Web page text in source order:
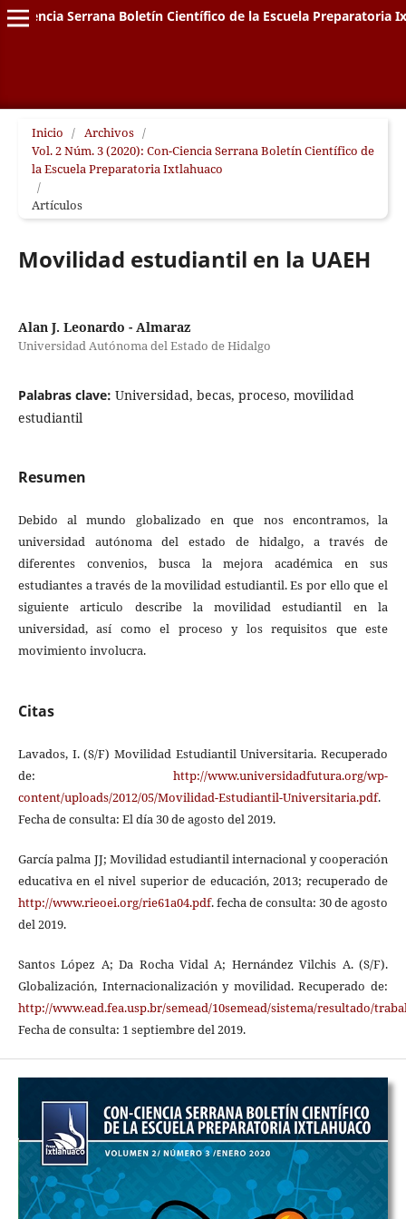
Ciencia Serrana Boletín Científico de la Escuela Preparatoria
Inicio / Archivos /
Vol. 2 Núm. 3 (2020): Con-Ciencia Serrana Boletín Científico de
la Escuela Preparatoria Ixtlahuaco
/
Artículos
Movilidad estudiantil en la UAEH
Alan J. Leonardo - Almaraz
Universidad Autónoma del Estado de Hidalgo
Palabras clave: Universidad, becas, proceso, movilidad
estudiantil
Resumen
Debido al mundo globalizado en que nos encontramos, la
universidad autónoma del estado de hidalgo, a través de
diferentes convenios, busca la mejora académica en sus
estudiantes a través de la movilidad estudiantil. Es por ello que el
siguiente articulo describe la movilidad estudiantil en la
universidad, así como el proceso y los requisitos que este
movimiento involucra.
Citas
Lavados, I. (S/F) Movilidad Estudiantil Universitaria. Recuperado
de:http://www.universidadfutura.org/wp-
content/uploads/2012/05/Movilidad-Estudiantil-Universitaria.pdf.
Fecha de consulta: El día 30 de agosto del 2019.
García palma JJ; Movilidad estudiantil internacional y cooperación
educativa en el nivel superior de educación, 2013; recuperado de
http://www.rieoei.org/rie61a04.pdf. fecha de consulta: 30 de agosto
del 2019.
Santos López A; Da Rocha Vidal A; Hernández Vilchis A. (S/F).
Globalización, Internacionalización y movilidad. Recuperado de:
http://www.ead.fea.usp.br/semead/10semead/sistema/resultado/
Fecha de consulta: 1 septiembre del 2019.